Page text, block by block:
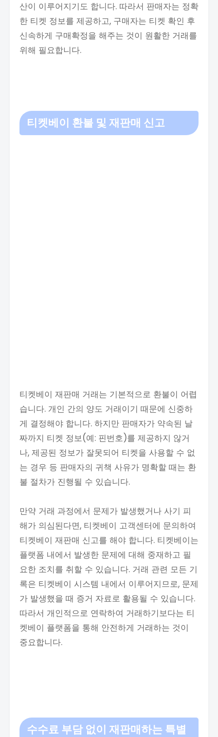
산이 이루어지기도 합니다. 따라서 판매자는 정확
한 티켓 정보를 제공하고, 구매자는 티켓 확인 후
신속하게 구매확정을 해주는 것이 원활한 거래를
위해 필요합니다.
티켓베이 환불 및 재판매 신고
티켓베이 재판매 거래는 기본적으로 환불이 어렵
습니다. 개인 간의 양도 거래이기 때문에 신중하
게 결정해야 합니다. 하지만 판매자가 약속된 날
짜까지 티켓 정보(예: 핀번호)를 제공하지 않거
나, 제공된 정보가 잘못되어 티켓을 사용할 수 없
는 경우 등 판매자의 귀책 사유가 명확할 때는 환
불 절차가 진행될 수 있습니다.
만약 거래 과정에서 문제가 발생했거나 사기 피
해가 의심된다면, 티켓베이 고객센터에 문의하여
티켓베이 재판매 신고를 해야 합니다. 티켓베이는
플랫폼 내에서 발생한 문제에 대해 중재하고 필
요한 조치를 취할 수 있습니다. 거래 관련 모든 기
록은 티켓베이 시스템 내에서 이루어지므로, 문제
가 발생했을 때 증거 자료로 활용될 수 있습니다.
따라서 개인적으로 연락하여 거래하기보다는 티
켓베이 플랫폼을 통해 안전하게 거래하는 것이
중요합니다.
수수료 부담 없이 재판매하는 특별